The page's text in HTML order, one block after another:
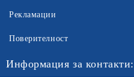
Рекламации
Поверителност
Информация за контакти: